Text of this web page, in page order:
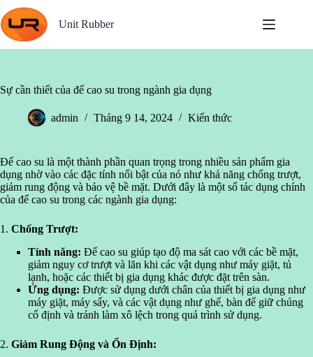
Chuyển
đến
phần
nội
Unit Rubber
Sự cần thiết của đế cao su trong ngành gia dụng
admin Tháng 9 14, 2024 Kiến thức
Đế cao su là một thành phần quan trọng trong nhiều sản phẩm gia
dụng nhờ vào các đặc tính nổi bật của nó như khả năng chống trượt,
giảm rung động và bảo vệ bề mặt. Dưới đây là một số tác dụng chính
của đế cao su trong các ngành gia dụng:
1. Chống Trượt:
Tính năng: Đế cao su giúp tạo độ ma sát cao với các bề mặt,
giảm nguy cơ trượt và lăn khi các vật dụng như máy giặt, tủ
lạnh, hoặc các thiết bị gia dụng khác được đặt trên sàn.
Ứng dụng: Được sử dụng dưới chân của thiết bị gia dụng như
máy giặt, máy sấy, và các vật dụng như ghế, bàn để giữ chúng
cố định và tránh làm xô lệch trong quá trình sử dụng.
2. Giảm Rung Động và Ổn Định: